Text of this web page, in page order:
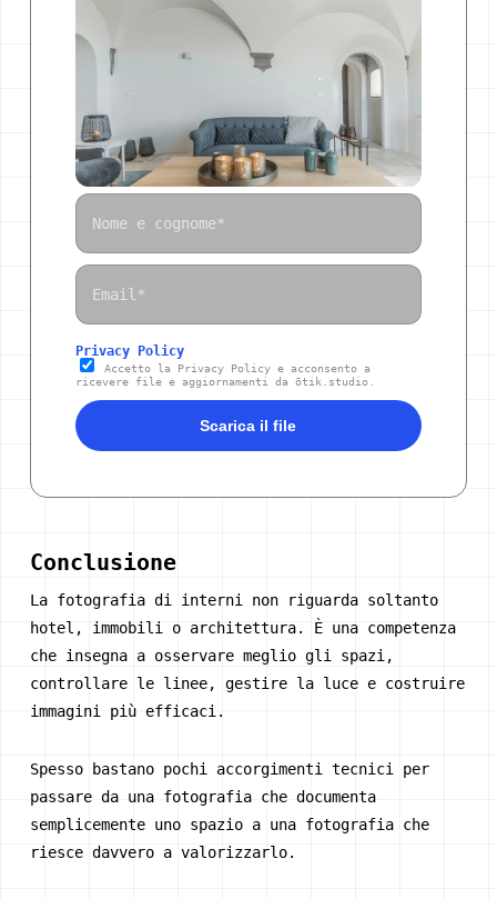
Privacy Policy
Accetto la Privacy Policy e acconsento a
ricevere file e aggiornamenti da ōtik.studio.
Scarica il file
Conclusione
La fotografia di interni non riguarda soltanto
hotel, immobili o architettura. È una competenza
che insegna a osservare meglio gli spazi,
controllare le linee, gestire la luce e costruire
immagini più efficaci.
Spesso bastano pochi accorgimenti tecnici per
passare da una fotografia che documenta
semplicemente uno spazio a una fotografia che
riesce davvero a valorizzarlo.